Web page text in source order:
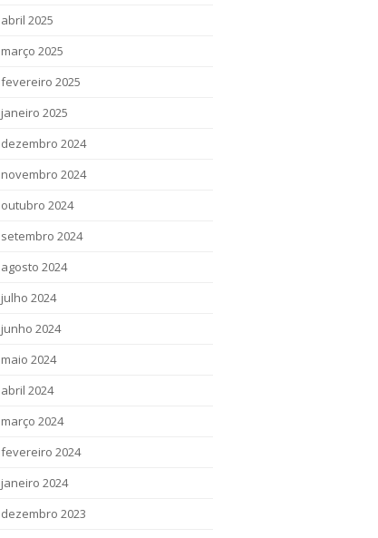
abril 2025
março 2025
fevereiro 2025
janeiro 2025
dezembro 2024
novembro 2024
outubro 2024
setembro 2024
agosto 2024
julho 2024
junho 2024
maio 2024
abril 2024
março 2024
fevereiro 2024
janeiro 2024
dezembro 2023